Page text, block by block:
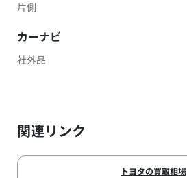
片側
カーナビ
社外品
関連リンク
トヨタの買取相場